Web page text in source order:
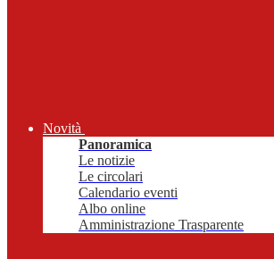
Novità
Panoramica
Le notizie
Le circolari
Calendario eventi
Albo online
Amministrazione Trasparente